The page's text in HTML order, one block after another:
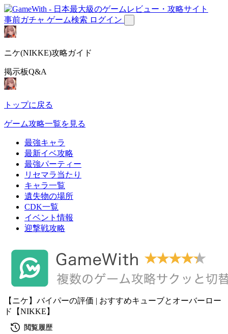
事前ガチャ ゲーム検索 ログイン
ニケ(NIKKE)攻略ガイド
掲示板Q&A
トップに戻る
ゲーム攻略一覧を見る
最強キャラ
最新イベ攻略
最強パーティー
リセマラ当たり
キャラ一覧
遺失物の場所
CDK一覧
イベント情報
迎撃戦攻略
【ニケ】バイパーの評価 | おすすめキューブとオーバーロー
ド【NIKKE】